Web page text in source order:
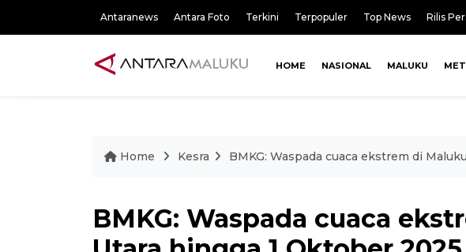
Antaranews Antara Foto Terkini Terpopuler Top News Rilis
HOME NASIONAL MALUKU
Home Kesra BMKG: Waspada cuaca ekstrem di
BMKG: Waspada cuaca